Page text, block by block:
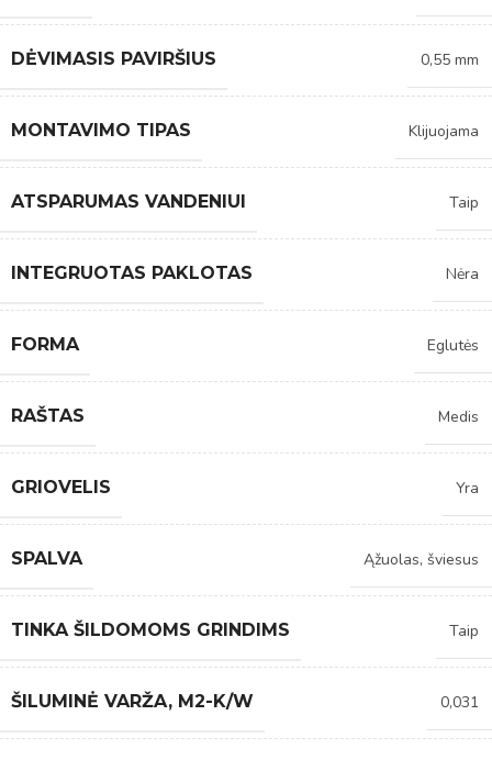
DĖVIMASIS PAVIRŠIUS 0,55 mm
MONTAVIMO TIPAS Klijuojama
ATSPARUMAS VANDENIUI Taip
INTEGRUOTAS PAKLOTAS Nėra
FORMA Eglutės
RAŠTAS Medis
GRIOVELIS Yra
SPALVA Ąžuolas, šviesus
TINKA ŠILDOMOMS GRINDIMS Taip
ŠILUMINĖ VARŽA, M2-K/W 0,031